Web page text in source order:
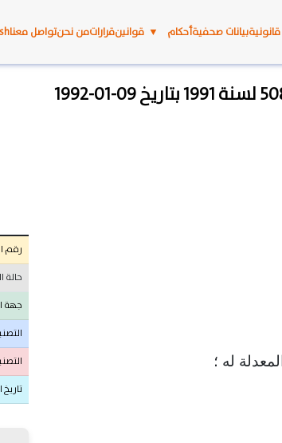
بيانات صحفيةأحكام ▼ قوانينقراراتمن نحنتواصل معنا
رقم
حالة
جهة
تاريخ